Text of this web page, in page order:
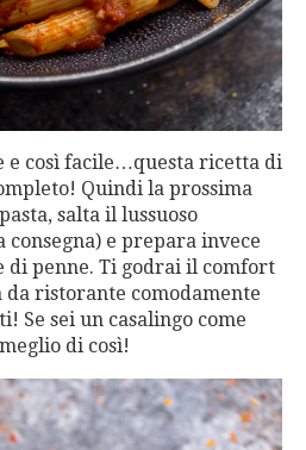
e così facile…questa ricetta di
Quindi la prossima
salta il lussuoso
e prepara invece
di penne. Ti godrai il comfort
ristorante comodamente
Se sei un casalingo come
di così!